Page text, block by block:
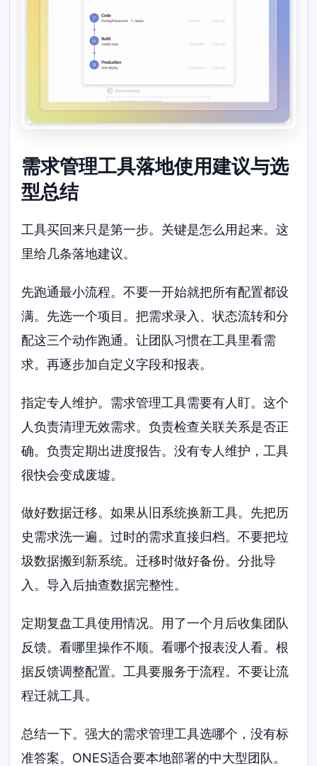
需求管理工具落地使用建议与选
型总结
工具买回来只是第一步。关键是怎么用起来。这
里给几条落地建议。
先跑通最小流程。不要一开始就把所有配置都设
满。先选一个项目。把需求录入、状态流转和分
配这三个动作跑通。让团队习惯在工具里看需
求。再逐步加自定义字段和报表。
指定专人维护。需求管理工具需要有人盯。这个
人负责清理无效需求。负责检查关联关系是否正
确。负责定期出进度报告。没有专人维护，工具
很快会变成废墟。
做好数据迁移。如果从旧系统换新工具。先把历
史需求洗一遍。过时的需求直接归档。不要把垃
圾数据搬到新系统。迁移时做好备份。分批导
入。导入后抽查数据完整性。
定期复盘工具使用情况。用了一个月后收集团队
反馈。看哪里操作不顺。看哪个报表没人看。根
据反馈调整配置。工具要服务于流程。不要让流
程迁就工具。
总结一下。强大的需求管理工具选哪个，没有标
准答案。ONES适合要本地部署的中大型团队。